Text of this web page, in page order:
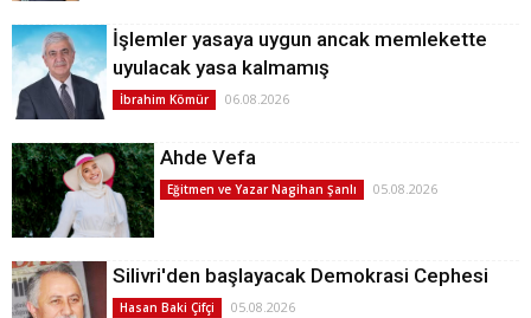
İşlemler yasaya uygun ancak memlekette
uyulacak yasa kalmamış
İbrahim Kömür 06.08.2026
Ahde Vefa
Eğitmen ve Yazar Nagihan Şanlı 05.08.2026
Silivri'den başlayacak Demokrasi Cephesi
Hasan Baki Çifçi 05.08.2026